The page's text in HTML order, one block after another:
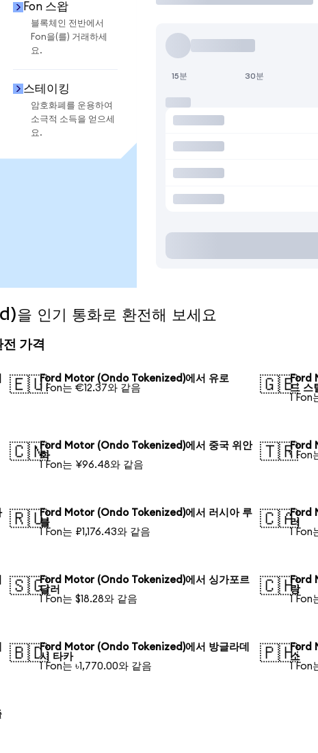
Fon 스왑
블록체인 전반에서
Fon을(를) 거래하세
요.
스테이킹
암호화폐를 운용하여
소극적 소득을 얻으세
요.
15분 30분
인기 통화로 환전해 보세요
가격
🇪🇺Ford Motor (Ondo Tokenized)에서 유로
1 Fon는 €12.37와 같음
🇬🇧Ford
드 스
1 Fon
🇨🇳Ford Motor (Ondo Tokenized)에서 중국 위안
화
1 Fon는 ¥96.48와 같음
🇹🇷Ford
1 Fon
🇷🇺Ford Motor (Ondo Tokenized)에서 러시아 루
블
1 Fon는 ₽1,176.43와 같음
🇨🇦Ford
러
1 Fon
🇸🇬Ford Motor (Ondo Tokenized)에서 싱가포르
달러
1 Fon는 $18.28와 같음
🇨🇭Ford
랑
1 Fon
🇧🇩Ford Motor (Ondo Tokenized)에서 방글라데
시 타카
1 Fon는 ৳1,770.00와 같음
🇵🇭Ford
소
1 Fon